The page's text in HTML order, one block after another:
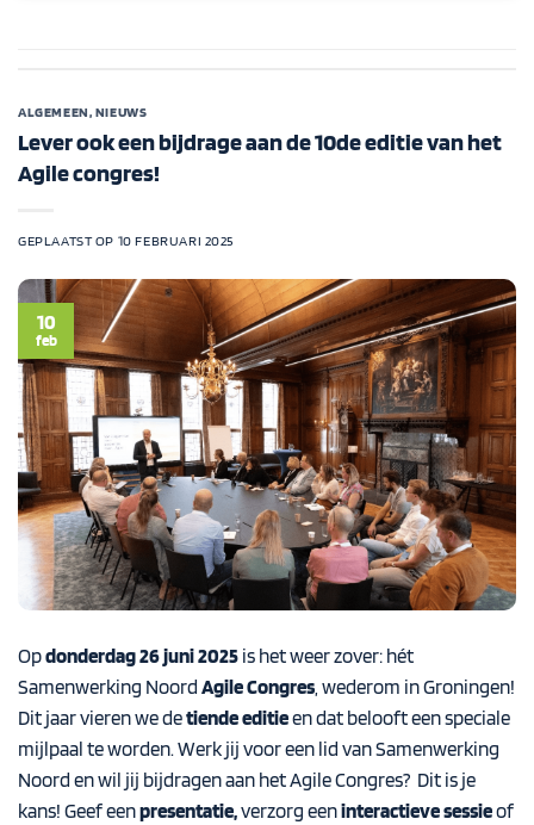
ALGEMEEN, NIEUWS
Lever ook een bijdrage aan de 10de editie van het
Agile congres!
GEPLAATST OP 10 FEBRUARI 2025
10
feb
Opdonderdag 26 juni 2025 is het weer zover: hét
Samenwerking Noord Agile Congres, wederom in Groningen!
Dit jaar vieren we detiende editieen dat belooft een speciale
mijlpaal te worden. Werk jij voor een lid van Samenwerking
Noord en wil jij bijdragen aan het Agile Congres? Dit is je
kans! Geef eenpresentatie,verzorg eeninteractieve sessieof